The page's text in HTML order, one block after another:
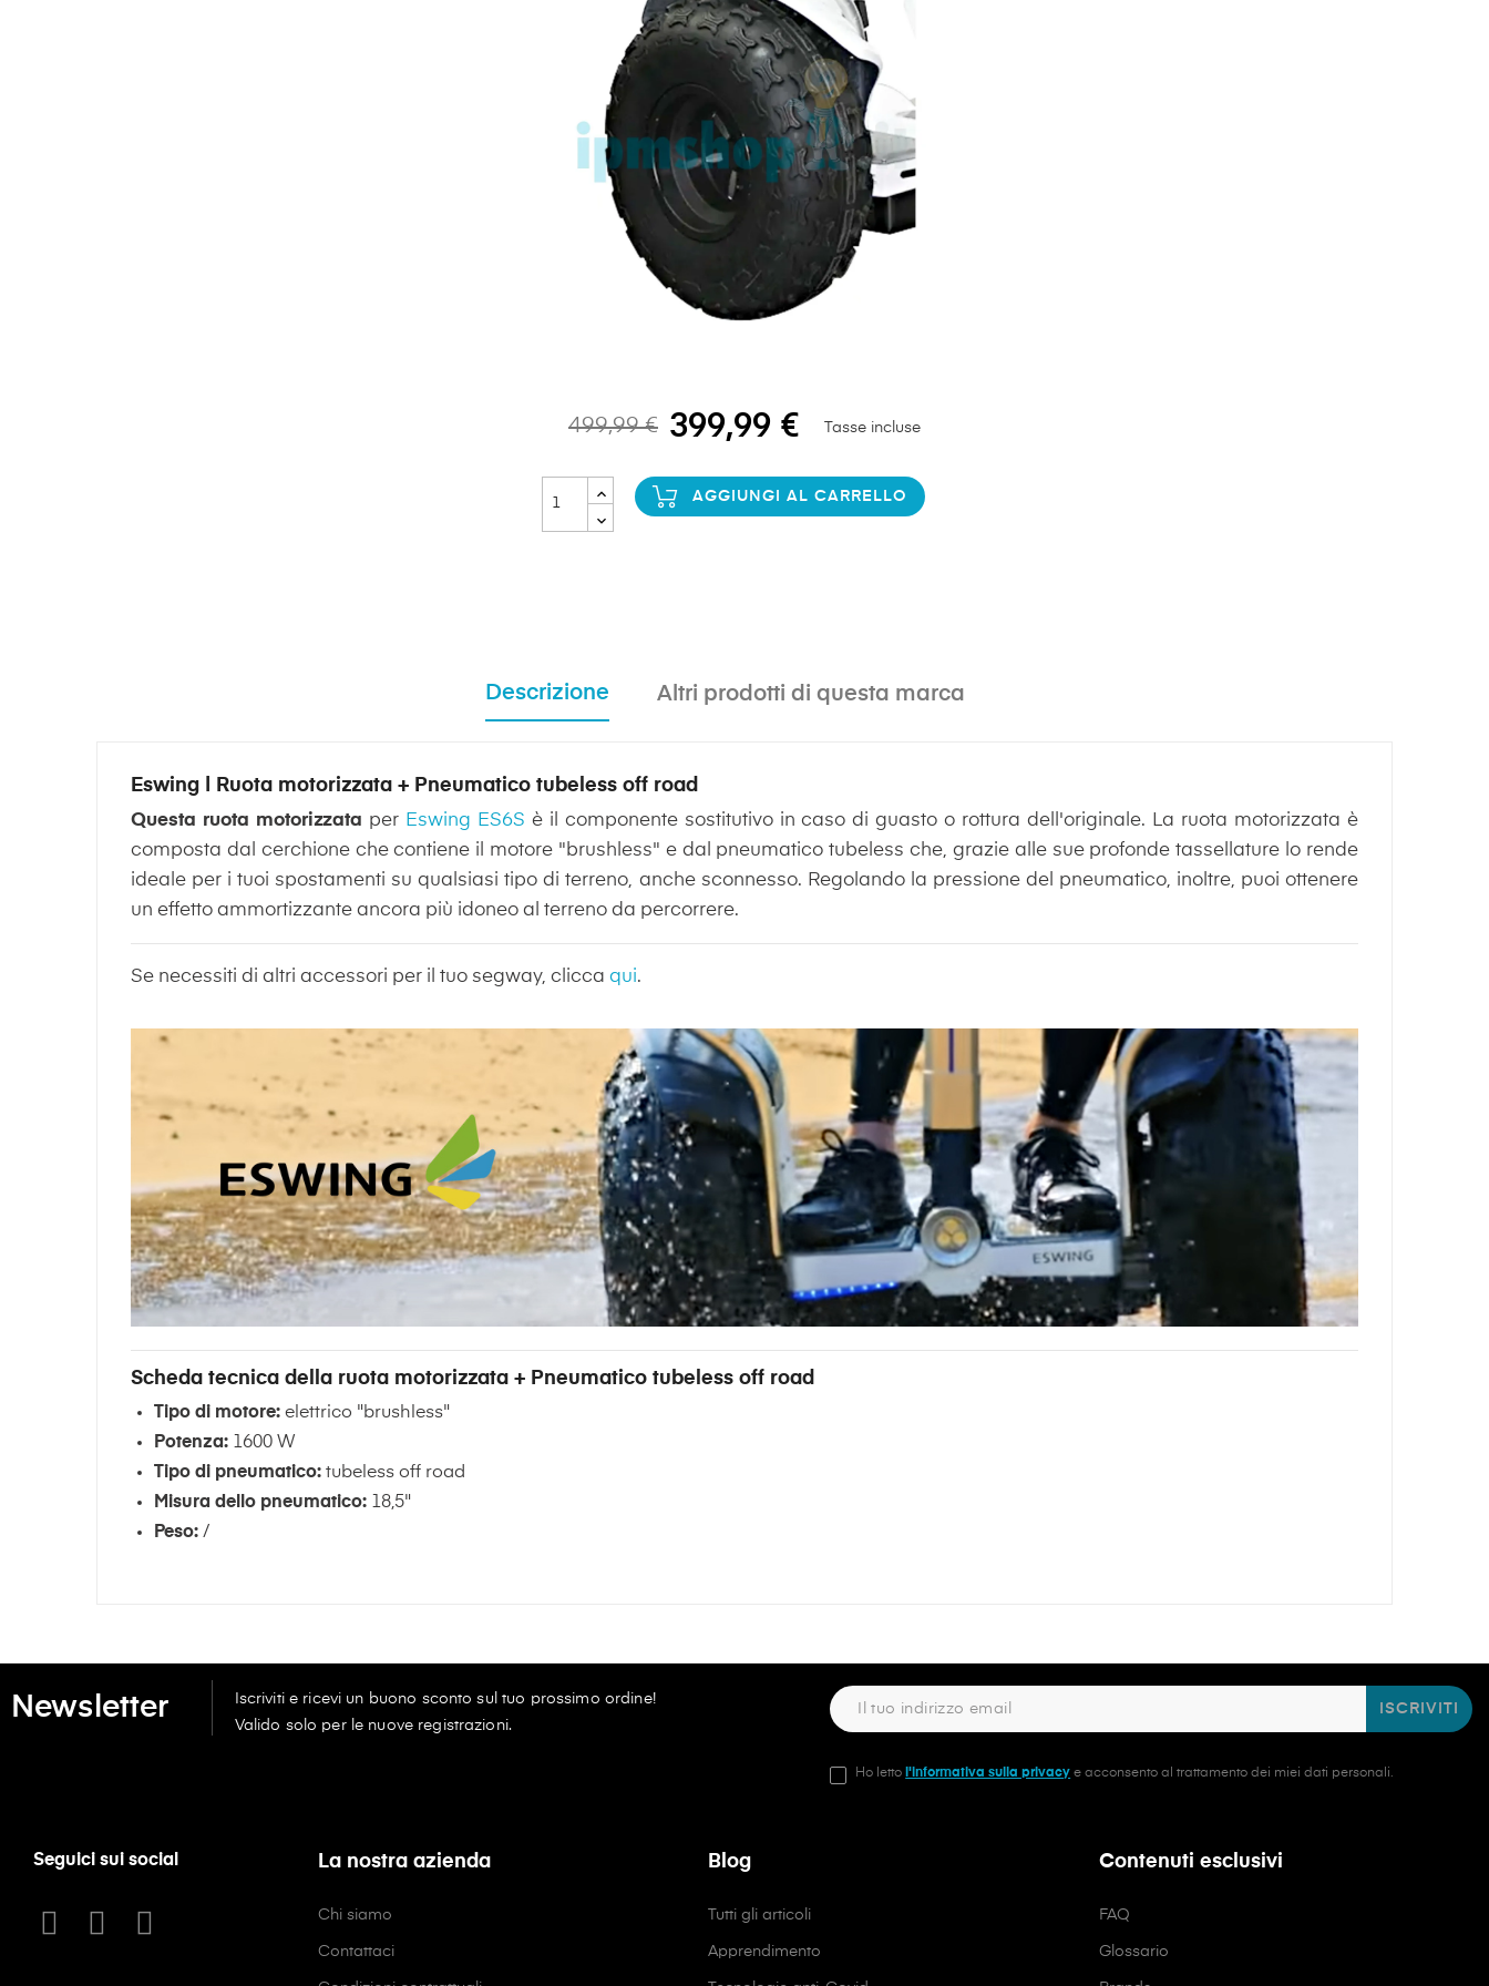
499,99 € 399,99 € Tasse incluse
AGGIUNGI AL CARRELLO
Descrizione Altri prodotti di questa marca
Eswing | Ruota motorizzata + Pneumatico tubeless off road
Questa ruota motorizzata per Eswing ES6S è il componente sostitutivo in caso di guasto o rottura dell'originale. La ruota motorizzata è
composta dal cerchione che contiene il motore "brushless" e dal pneumatico tubeless che, grazie alle sue profonde tassellature lo rende
ideale per i tuoi spostamenti su qualsiasi tipo di terreno, anche sconnesso. Regolando la pressione del pneumatico, inoltre, puoi ottenere
un effetto ammortizzante ancora più idoneo al terreno da percorrere.
Se necessiti di altri accessori per il tuo segway, clicca qui.
Scheda tecnica della ruota motorizzata + Pneumatico tubeless off road
Tipo di motore: elettrico "brushless"
Potenza:1600 W
Tipo di pneumatico:tubeless off road
Misura dello pneumatico: 18,5"
Peso:/
Newsletter
Iscriviti e ricevi un buono sconto sul tuo prossimo ordine!
Valido solo per le nuove registrazioni.
ISCRIVITI
Ho letto l'informativa sulla privacy e acconsento al trattamento dei miei dati personali.
Seguici sui social La nostra azienda
Chi siamo
Contattaci
Blog
Tutti gli articoli
Apprendimento
Contenuti esclusivi
FAQ
Glossario